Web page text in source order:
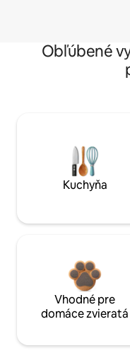
Obľúbené
Kuchyňa
Vhodné pre
domáce zvieratá